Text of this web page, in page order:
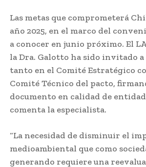
Las metas que comprometerá
año 2025, en el marco del
a conocer en junio próximo. El
la Dra. Galotto ha sido invitado
tanto en el Comité Estratégico
Comité Técnico del pacto,
documento en calidad de
comenta la especialista.
“La necesidad de disminuir el
medioambiental que como
generando requiere una